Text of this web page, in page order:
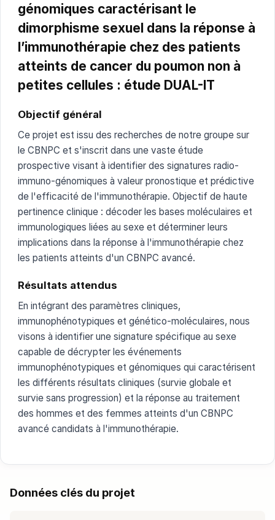
génomiques caractérisant le
dimorphisme sexuel dans la réponse à
l’immunothérapie chez des patients
atteints de cancer du poumon non à
petites cellules : étude DUAL-IT
Objectif général
Ce projet est issu des recherches de notre groupe sur
le CBNPC et s'inscrit dans une vaste étude
prospective visant à identifier des signatures radio-
immuno-génomiques à valeur pronostique et prédictive
de l'efficacité de l'immunothérapie. Objectif de haute
pertinence clinique : décoder les bases moléculaires et
immunologiques liées au sexe et déterminer leurs
implications dans la réponse à l'immunothérapie chez
les patients atteints d'un CBNPC avancé.
Résultats attendus
En intégrant des paramètres cliniques,
immunophénotypiques et génético-moléculaires, nous
visons à identifier une signature spécifique au sexe
capable de décrypter les événements
immunophénotypiques et génomiques qui caractérisent
les différents résultats cliniques (survie globale et
survie sans progression) et la réponse au traitement
des hommes et des femmes atteints d'un CBNPC
avancé candidats à l'immunothérapie.
Données clés du projet